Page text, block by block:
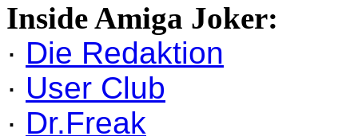
Inside Amiga Joker:
· Die Redaktion
· User Club
· Dr.Freak